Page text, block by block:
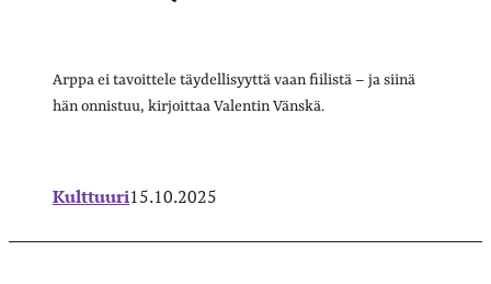
Arppa ei tavoittele täydellisyyttä vaan fiilistä – ja siinä
hän onnistuu, kirjoittaa Valentin Vänskä.
Kulttuuri15.10.2025